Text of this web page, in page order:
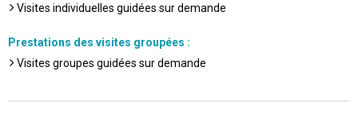
Visites individuelles guidées sur demande
Prestations des visites groupées :
Visites groupes guidées sur demande